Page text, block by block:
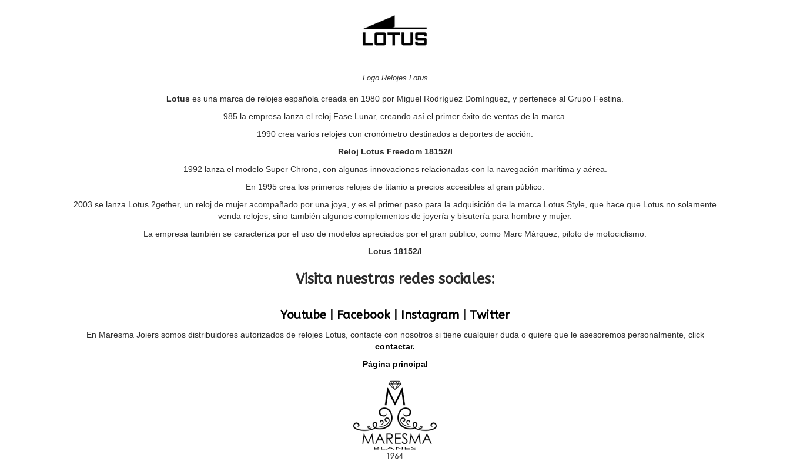
Logo Relojes Lotus
Lotus es una marca de relojes española creada en 1980 por Miguel Rodríguez Domínguez, y pertenece al Grupo Festina.
985 la empresa lanza el reloj Fase Lunar, creando así el primer éxito de ventas de la marca.
1990 crea varios relojes con cronómetro destinados a deportes de acción.
Reloj Lotus Freedom 18152/I
1992 lanza el modelo Super Chrono, con algunas innovaciones relacionadas con la navegación marítima y aérea.
En 1995 crea los primeros relojes de titanio a precios accesibles al gran público.
2003 se lanza Lotus 2gether, un reloj de mujer acompañado por una joya, y es el primer paso para la adquisición de la marca Lotus Style, que hace que Lotus no solamente
venda relojes, sino también algunos complementos de joyería y bisutería para hombre y mujer.
La empresa también se caracteriza por el uso de modelos apreciados por el gran público, como Marc Márquez, piloto de motociclismo.
Lotus 18152/I
Visita nuestras redes sociales:
Youtube Facebook| Instagram Twitter
En Maresma Joiers somos distribuidores autorizados de relojes Lotus, contacte con nosotros si tiene cualquier duda o quiere que le asesoremos personalmente, click
contactar.
Página principal